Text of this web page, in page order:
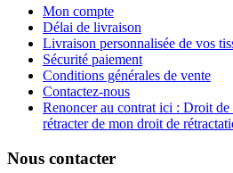
Mon compte
Délai de livraison
Livraison personnalisée de vos
Sécurité paiement
Conditions générales de vente
Contactez-nous
Renoncer au contrat ici : Droit
rétracter de mon droit de
Nous contacter